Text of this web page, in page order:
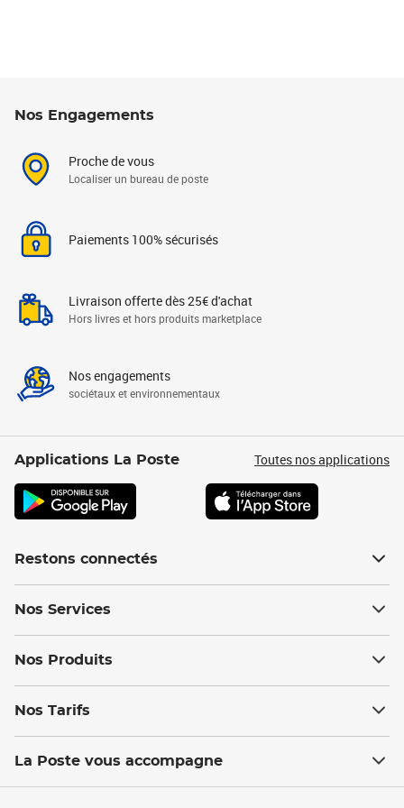
Nos Engagements
Proche de vous
Localiser un bureau de poste
Paiements 100% sécurisés
Livraison offerte dès 25€ d'achat
Hors livres et hors produits marketplace
Nos engagements
sociétaux et environnementaux
Applications La Poste Toutes nos applications
Restons connectés
Nos Services
Nos Produits
Nos Tarifs
La Poste vous accompagne